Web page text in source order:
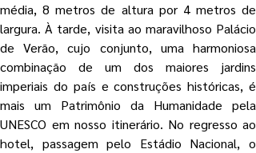
média, 8 metros de altura por 4 metros de
largura. À tarde, visita ao maravilhoso Palácio
de Verão, cujo conjunto, uma harmoniosa
combinação de um dos maiores jardins
imperiais do país e construções históricas, é
mais um Patrimônio da Humanidade pela
UNESCO em nosso itinerário. No regresso ao